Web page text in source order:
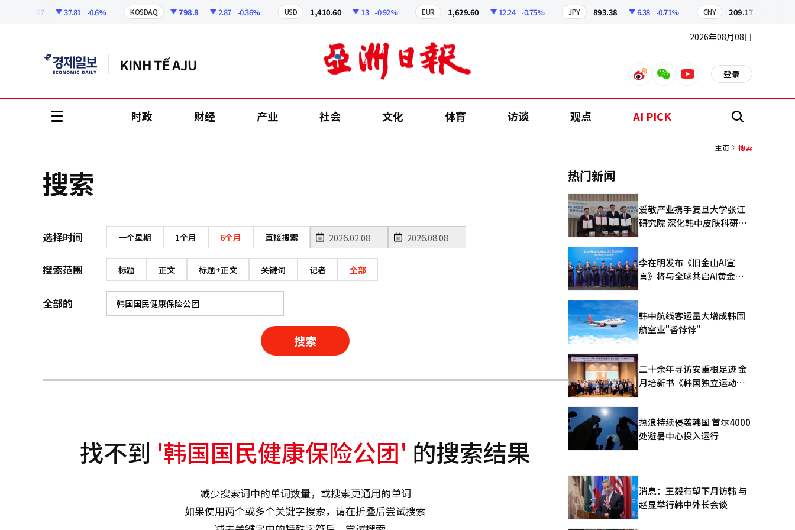
37.81 -0.6% KOSDAQ 798.8 2.87 -0.36% USD 1,410.60 13 -0.92% EUR 1,629.60 12.24 -0.75% JPY 893.38 6.38 -0.71% CNY 209.17
2026年08月08日
weiboweixinyoutube 登录
时政 财经 产业 社会 文化 体育 访谈 观点 AI PICK 搜
主页 搜索
搜索
选择时间 一个星期 1个月 6个月 直接搜索
搜索范围 标题 正文 标题+正文 关键词 记者 全部
全部的
搜索
找不到 '韩国国民健康保险公团' 的搜索结果
减少搜索词中的单词数量，或搜索更通用的单词
如果使用两个或多个关键字搜索，请在折叠后尝试搜索
热门新闻
爱敬产业携手复旦大学张江
研究院 深化韩中皮肤科研合
李在明发布《旧金山AI宣
言》将与全球共启AI黄金时
韩中航线客运量大增成韩国
航空业"香饽饽"
二十余年寻访安重根足迹 金
月培新书《韩国独立运动圣
热浪持续侵袭韩国 首尔4000
处避暑中心投入运行
消息：王毅有望下月访韩 与
赵显举行韩中外长会谈